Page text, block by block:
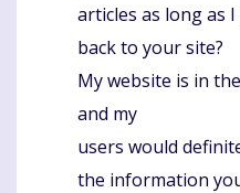
articles as long as
back to your site?
My website is in
and my
users would
the information